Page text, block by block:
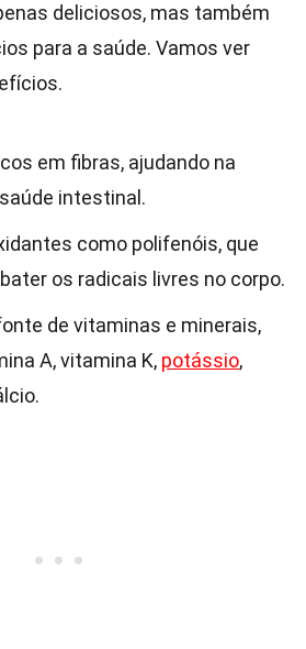
deliciosos, mas também
para a saúde. Vamos ver
em fibras, ajudando na
intestinal.
como polifenóis, que
os radicais livres no corpo.
de vitaminas e minerais,
A, vitamina K, potássio,